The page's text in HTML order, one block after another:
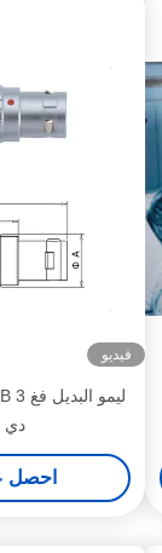
فيديو
دي
احصل